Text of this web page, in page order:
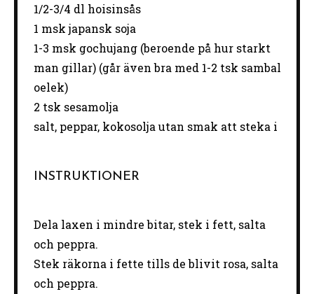
1/2-3/4 dl hoisinsås
1 msk japansk soja
1-3 msk gochujang (beroende på hur starkt
man gillar) (går även bra med 1-2 tsk sambal
oelek)
2 tsk sesamolja
salt, peppar, kokosolja utan smak att steka i
INSTRUKTIONER
Dela laxen i mindre bitar, stek i fett, salta
och peppra.
Stek räkorna i fette tills de blivit rosa, salta
och peppra.